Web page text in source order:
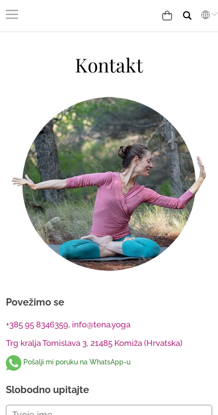
Kontakt
Povežimo se
+385 95 8346359, info@tena.yoga
Trg kralja Tomislava 3, 21485 Komiža (Hrvatska)
Pošalji mi poruku na WhatsApp-u
Slobodno upitajte
Please leave this field empty.
Please leave this field empty.
Please leave this field empty.